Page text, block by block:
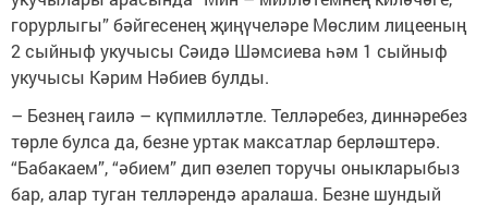
горурлыгы” бәйгесенең җиңүчеләре Мөслим лицееның
2 сыйныф укучысы Сәидә Шәмсиева һәм 1 сыйныф
укучысы Кәрим Нәбиев булды.
– Безнең гаилә – күпмилләтле. Телләребез, диннәребез
төрле булса да, безне уртак максатлар берләштерә.
“Бабакаем”, “әбием” дип өзелеп торучы оныкларыбыз
бар, алар туган телләрендә аралаша. Безне шундый